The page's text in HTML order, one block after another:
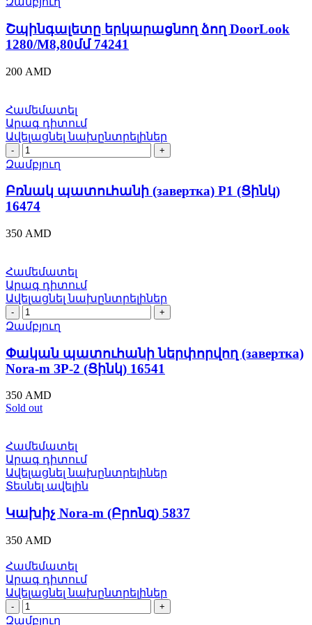
DoorLook
1280/M8,80մմ
74241
Շպինգալետը երկարացնող ձող DoorLook
1280/M8,80մմ 74241
200 AMD
Համեմատել
Արագ դիտում
Ավելացնել նախընտրելիներ
Բռնակ
պատուհանի
(завертка)
Р1
(Ցինկ)
16474
Զամբյուղ
Բռնակ պատուհանի (завертка) Р1 (Ցինկ)
16474
350 AMD
Համեմատել
Արագ դիտում
Ավելացնել նախընտրելիներ
Փական
պատուհանի
(завертка)
Nora-
m
(Ցինկ)
16541
Զամբյուղ
Փական պատուհանի ներփորվող (завертка)
Nora-m ЗР-2 (Ցինկ) 16541
350 AMD
Sold out
Համեմատել
Արագ դիտում
Ավելացնել նախընտրելիներ
Տեսնել ավելին
Կախիչ Nora-m (Բրոնզ) 5837
350 AMD
Համեմատել
Արագ դիտում
Ավելացնել նախընտրելիներ
Բռնակ
Սարատով
Զամբյուղ